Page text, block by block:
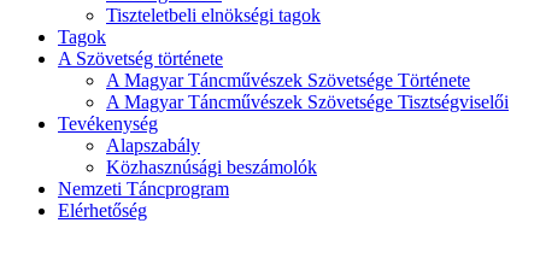
Tiszteletbeli elnökségi tagok
Tagok
A Szövetség története
A Magyar Táncművészek Szövetsége Története
A Magyar Táncművészek Szövetsége Tisztségviselői
Tevékenység
Alapszabály
Közhasznúsági beszámolók
Nemzeti Táncprogram
Elérhetőség